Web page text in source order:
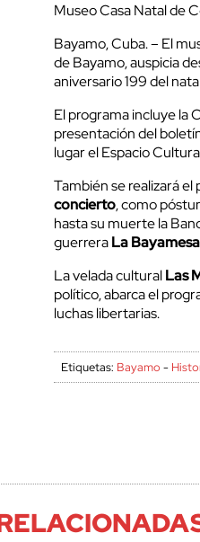
Museo Casa Natal de
Bayamo, Cuba. – El
de Bayamo, auspicia
aniversario 199 del
El programa incluye la
presentación del
lugar el Espacio
También se realizará el
concierto, como
hasta su muerte la
guerreraLa
La velada culturalLas
político, abarca el
luchas libertarias.
Etiquetas: Bayamo -